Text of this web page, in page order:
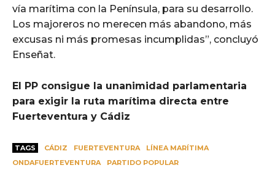
vía marítima con la Península, para su desarrollo.
Los majoreros no merecen más abandono, más
excusas ni más promesas incumplidas”, concluyó
Enseñat.
El PP consigue la unanimidad parlamentaria
para exigir la ruta marítima directa entre
Fuerteventura y Cádiz
TAGS CÁDIZ FUERTEVENTURA
LÍNEA MARÍTIMA
ONDAFUERTEVENTURA
PARTIDO POPULAR